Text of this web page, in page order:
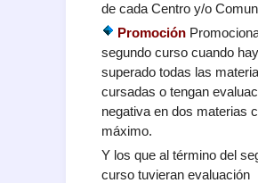
de cada Centro y/o
Promoción
segundo curso cuando
superado todas las
cursadas o tengan
negativa en dos materias
máximo.
Y los que al término del
curso tuvieran evaluación